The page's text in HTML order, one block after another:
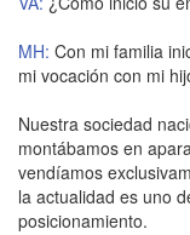
MH: Con mi familia
mi vocación con mi
Nuestra sociedad
montábamos en
vendíamos
la actualidad es uno
posicionamiento.